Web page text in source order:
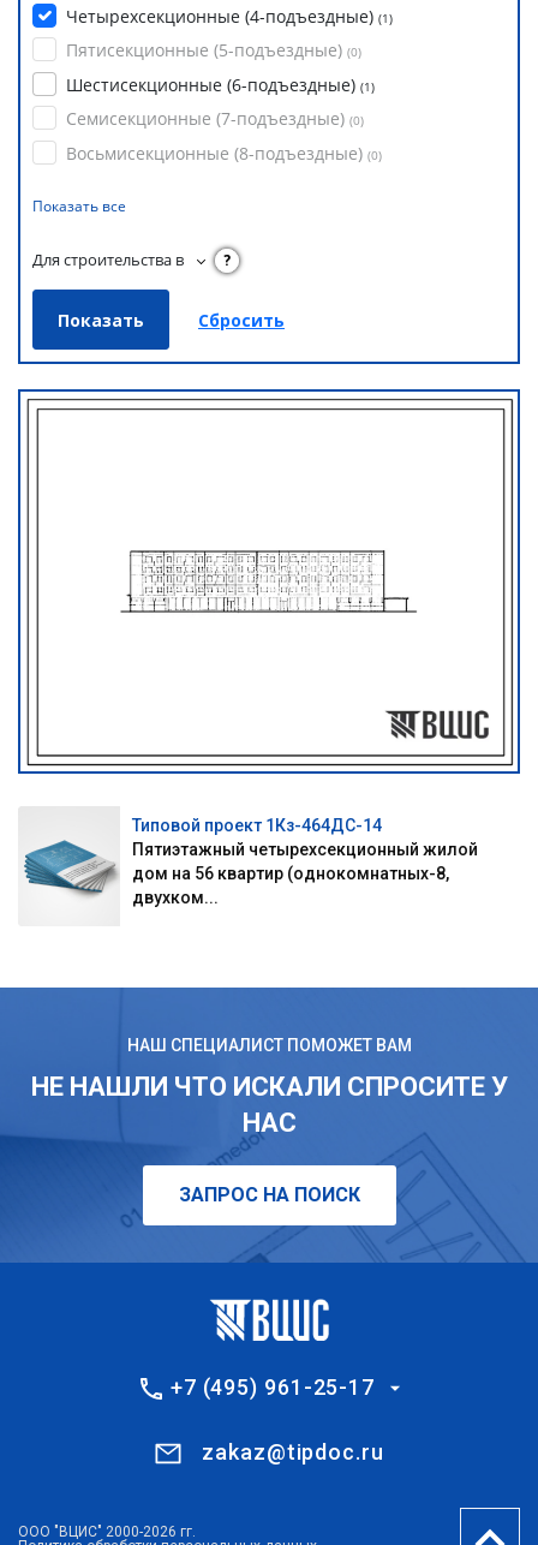
Четырехсекционные (4-подъездные) (1)
Пятисекционные (5-подъездные) (0)
Шестисекционные (6-подъездные) (1)
Семисекционные (7-подъездные) (0)
Восьмисекционные (8-подъездные) (0)
Показать все
Для строительства в ?
Типовой проект 1Кз-464ДС-14
Пятиэтажный четырехсекционный жилой
дом на 56 квартир (однокомнатных-8,
двухком...
НАШ СПЕЦИАЛИСТ ПОМОЖЕТ ВАМ
НЕ НАШЛИ ЧТО ИСКАЛИ СПРОСИТЕ У
НАС
ЗАПРОС НА ПОИСК
+7 (495) 961-25-17
zakaz@tipdoc.ru
ООО "ВЦИС" 2000-2026 гг.